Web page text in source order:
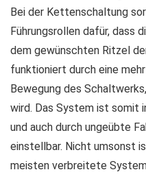
Bei der Kettenschaltung
Führungsrollen dafür, dass
dem gewünschten Ritzel
funktioniert durch eine
Bewegung des
wird. Das System ist somit
und auch durch ungeübte
einstellbar. Nicht umsonst
meisten verbreitete